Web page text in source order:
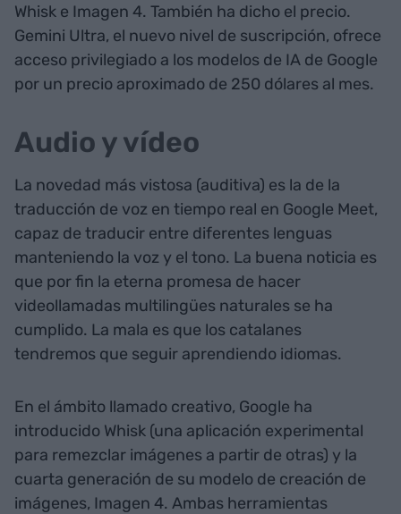
Whisk e Imagen 4. También ha dicho el precio.
Gemini Ultra, el nuevo nivel de suscripción, ofrece
acceso privilegiado a los modelos de IA de Google
por un precio aproximado de 250 dólares al mes.
Audio y vídeo
La novedad más vistosa (auditiva) es la de la
traducción de voz en tiempo real en Google Meet,
capaz de traducir entre diferentes lenguas
manteniendo la voz y el tono. La buena noticia es
que por fin la eterna promesa de hacer
videollamadas multilingües naturales se ha
cumplido. La mala es que los catalanes
tendremos que seguir aprendiendo idiomas.
En el ámbito llamado creativo, Google ha
introducido Whisk (una aplicación experimental
para remezclar imágenes a partir de otras) y la
cuarta generación de su modelo de creación de
imágenes, Imagen 4. Ambas herramientas